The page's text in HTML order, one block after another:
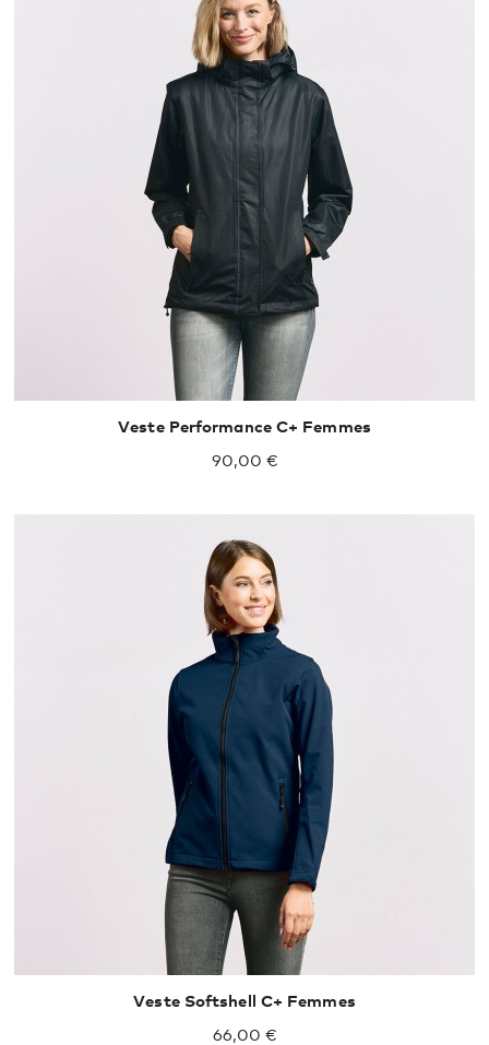
Veste Performance C+ Femmes
90,00 €
Veste Softshell C+ Femmes
66,00 €